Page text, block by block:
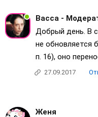
Васса -
Добрый день. В
не обновляется
п. 16), оно
27.09.2017
Женя